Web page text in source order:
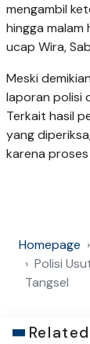
mengambil
hingga malam
ucap Wira,
Meski
laporan polisi
Terkait hasil
yang
karena
Homepage
Polisi
Tangsel
Related